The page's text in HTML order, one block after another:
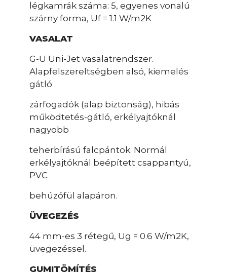
légkamrák száma: 5, egyenes vonalú
szárny forma, Uf = 1.1 W/m2K
VASALAT
G-U Uni-Jet vasalatrendszer.
Alapfelszereltségben alsó, kiemelés
gátló
zárfogadók (alap biztonság), hibás
működtetés-gátló, erkélyajtóknál
nagyobb
teherbírású falcpántok. Normál
erkélyajtóknál beépített csappantyú,
PVC
behúzófül alapáron.
ÜVEGEZÉS
44 mm-es 3 rétegű, Ug = 0.6 W/m2K,
üvegezéssel.
GUMITÖMÍTÉS